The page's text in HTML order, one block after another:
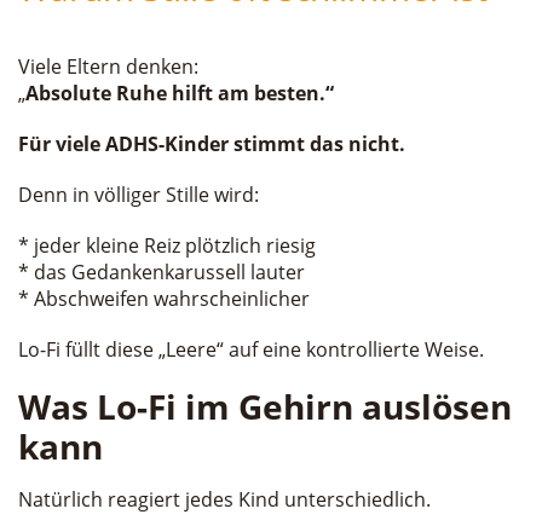
Viele Eltern denken:
„Absolute Ruhe hilft am besten.“
Für viele ADHS-Kinder stimmt das nicht.
Denn in völliger Stille wird:
* jeder kleine Reiz plötzlich riesig
* das Gedankenkarussell lauter
* Abschweifen wahrscheinlicher
Lo-Fi füllt diese „Leere“ auf eine kontrollierte Weise.
Was Lo-Fi im Gehirn auslösen
kann
Natürlich reagiert jedes Kind unterschiedlich.